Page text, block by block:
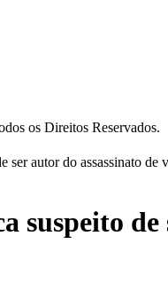
os Direitos Reservados.
ser autor do assassinato de
de